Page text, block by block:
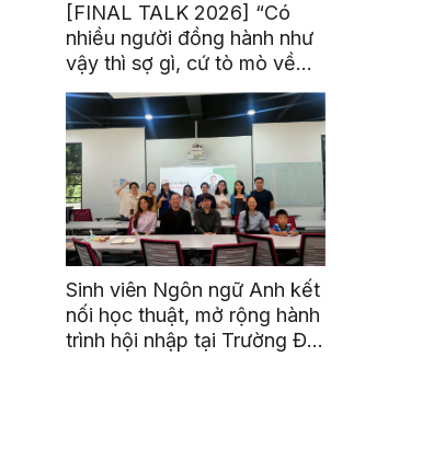
[FINAL TALK 2026] “Có
nhiều người đồng hành như
vậy thì sợ gì, cứ tò mò về
thế giới thôi”
Sinh viên Ngôn ngữ Anh kết
nối học thuật, mở rộng hành
trình hội nhập tại Trường Đại